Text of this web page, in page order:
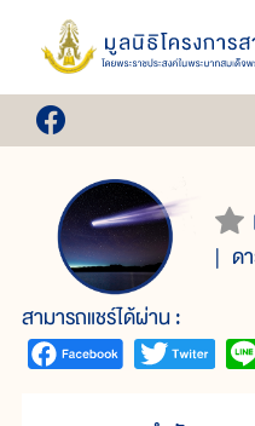
ด
สามารถแชร์ได้ผ่าน :